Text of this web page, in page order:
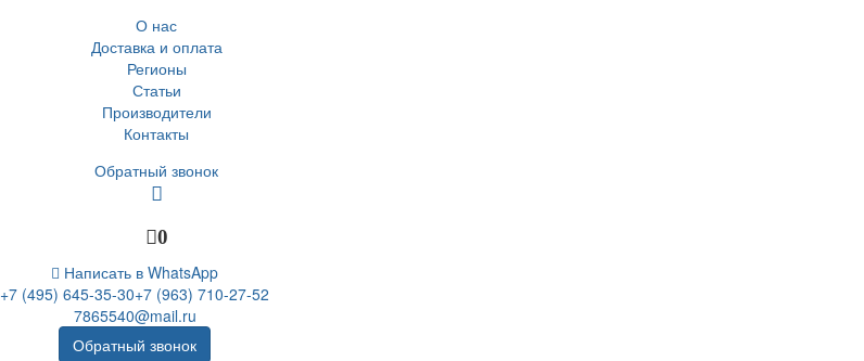
О нас
Доставка и оплата
Регионы
Статьи
Производители
Контакты
Обратный звонок
0
Написать в WhatsApp
+7 (495) 645-35-30+7 (963) 710-27-52
7865540@mail.ru
Обратный звонок